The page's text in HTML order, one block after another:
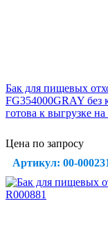
Бак для пищевых
FG354000GRAY без
готова к выгрузке на
Цена по запросу
Артикул: 00-